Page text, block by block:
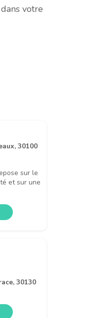
votre
30100
sur le
et sur une
30130